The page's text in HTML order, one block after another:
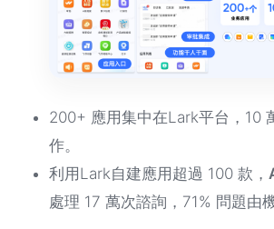
200+ 應用集中在Lark平台，10
作。
利用Lark自建應用超過 100 款，
處理 17 萬次諮詢，71% 問題由